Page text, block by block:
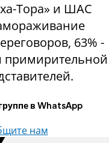
Тора» и ШАС
63% -
примирительной
в WhatsApp
нам